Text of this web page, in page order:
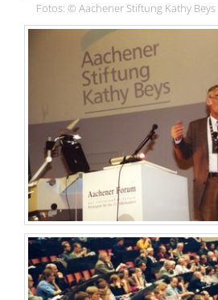
Fotos: © Aachener Stiftung Kathy Beys